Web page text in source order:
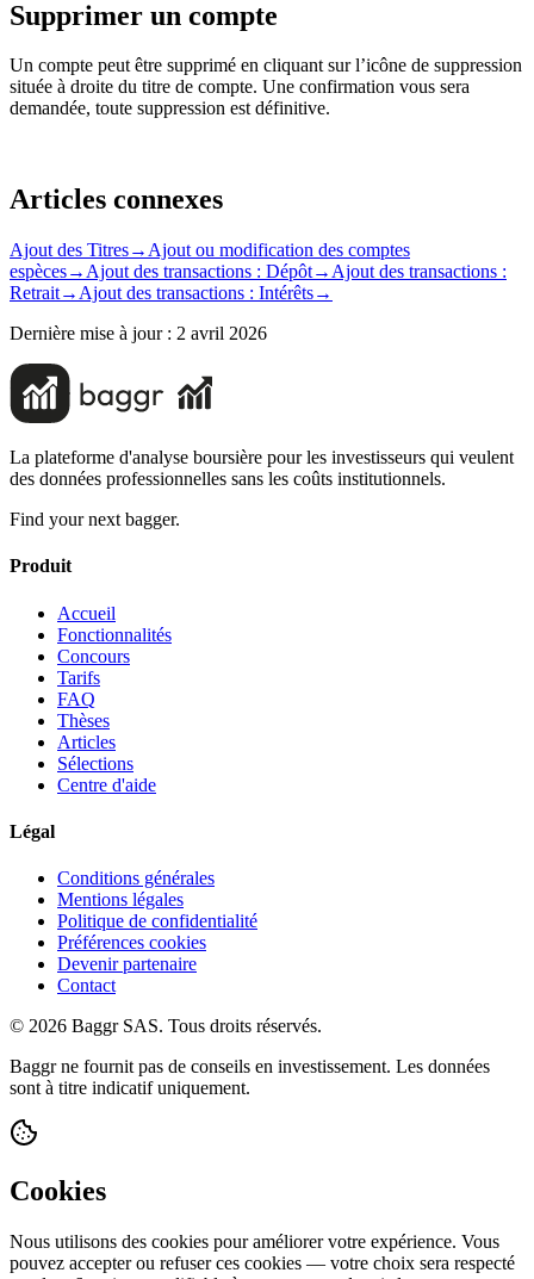
Supprimer un compte
Un compte peut être supprimé en cliquant sur l’icône de suppression
située à droite du titre de compte. Une confirmation vous sera
demandée, toute suppression est définitive.
Articles connexes
Ajout des Titres→ Ajout ou modification des comptes
espèces→ Ajout des transactions : Dépôt→ Ajout des transactions :
Retrait→ Ajout des transactions : Intérêts→
Dernière mise à jour : 2 avril 2026
La plateforme d'analyse boursière pour les investisseurs qui veulent
des données professionnelles sans les coûts institutionnels.
Find your next bagger.
Produit
Accueil
Fonctionnalités
Concours
Tarifs
FAQ
Thèses
Articles
Sélections
Centre d'aide
Légal
Conditions générales
Mentions légales
Politique de confidentialité
Préférences cookies
Devenir partenaire
Contact
© 2026 Baggr SAS. Tous droits réservés.
Baggr ne fournit pas de conseils en investissement. Les données
sont à titre indicatif uniquement.
Cookies
Nous utilisons des cookies pour améliorer votre expérience. Vous
pouvez accepter ou refuser ces cookies — votre choix sera respecté